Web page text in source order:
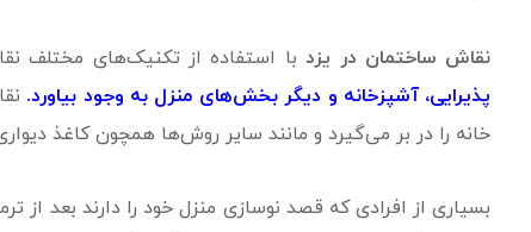
نقاش ساختمان در یزد با استفاده از تکنیک‌های مختلف
پذیرایی، آشپزخانه و دیگر بخش‌های منزل به وجود بیاورد.
خانه را در بر می‌گیرد و مانند سایر روش‌ها همچون کاغذ
بسیاری از افرادی که قصد نوسازی منزل خود را دارند بعد از